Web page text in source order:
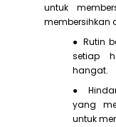
untuk
membersihkan
● Rutin
setiap
hangat.
●
yang
untuk